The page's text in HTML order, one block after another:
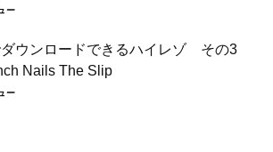
ー
ダウンロードできるハイレゾ その3
Nails The Slip
ー